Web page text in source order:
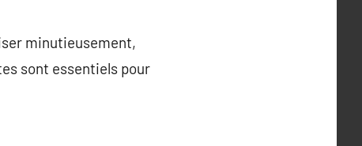
minutieusement,
sont essentiels pour